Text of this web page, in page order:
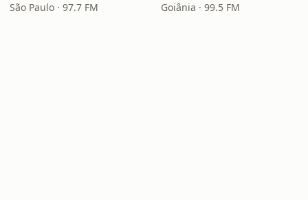
São Paulo · 97.7 FM Goiânia · 99.5 FM